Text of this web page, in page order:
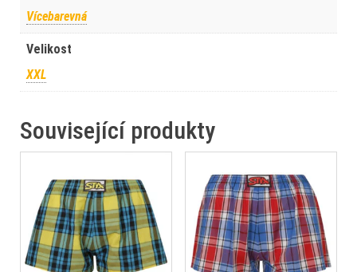
Vícebarevná
Velikost
XXL
Související produkty